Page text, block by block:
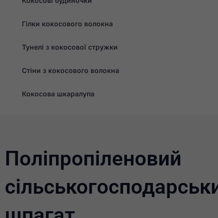
Гілки кокосового волокна
Тунелі з кокосової стружки
Стіни з кокосового волокна
Кокосова шкаралупа
Поліпропіленовий